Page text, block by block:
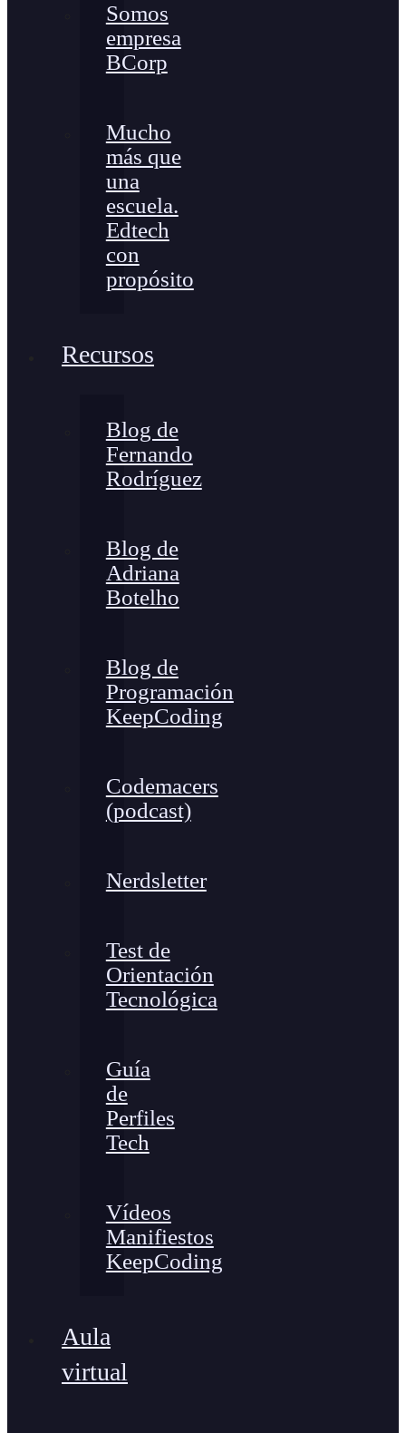
Somos
empresa
BCorp
Mucho
más que
una
escuela.
Edtech
con
propósito
Recursos
Blog de
Fernando
Rodríguez
Blog de
Adriana
Botelho
Blog de
Programación
KeepCoding
Codemacers
(podcast)
Nerdsletter
Test de
Orientación
Tecnológica
Guía
de
Perfiles
Tech
Vídeos
Manifiestos
KeepCoding
Aula
virtual